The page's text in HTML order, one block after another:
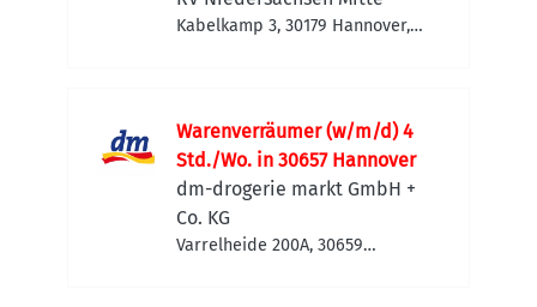
Kabelkamp 3, 30179 Hannover,
Warenverräumer (w/m/d) 4
Std./Wo. in 30657 Hannover
dm-drogerie markt GmbH +
Co. KG
Varrelheide 200A, 30659